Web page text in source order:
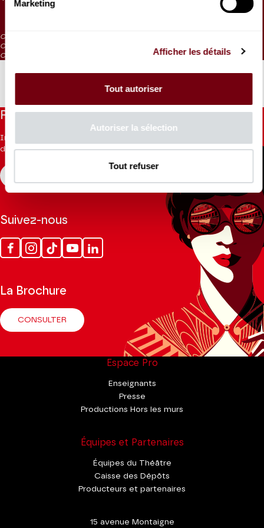
Marketing
Afficher les détails
Tout autoriser
Autoriser la sélection
Tout refuser
15 €
CAT. 5 : visibilité réduite
CAT. 6 : visibilité très réduite
CAT. 7 : places d'écoute / en vente aux caisses 1h avant la représentation
Restez informés
Inscrivez-vous à la newsletter pour recevoir les informations
du Théâtre.
Suivez-nous
FacebookInstagram
Tik
Tok
YoutubeLinkedin
La Brochure
CONSULTER
Espace Pro
Enseignants
Presse
Productions Hors les murs
Équipes et Partenaires
Équipes du Théâtre
Caisse des Dépôts
Producteurs et partenaires
15 avenue Montaigne